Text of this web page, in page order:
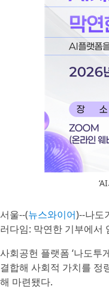
서울--(뉴스와이어)--나도
러다임: 막연한 기부에서
사회공헌 플랫폼 ‘나도투
결합해 사회적 가치를 정
해 마련됐다.